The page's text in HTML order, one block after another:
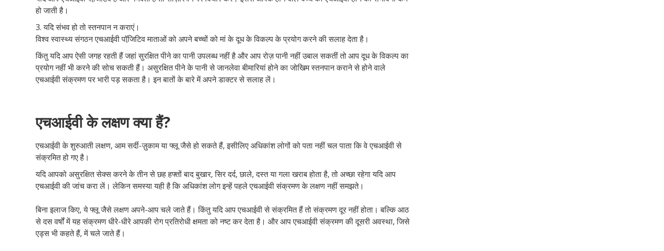
हो जाती है।
3. यदि संभव हो तो स्तनपान न कराएं।
विश्व स्वास्थ्य संगठन एचआईवी पॉजि़टिव माताओं को अपने बच्चों को मां के दूध के विकल्प के प्रयोग करने की सलाह देता है।
किंतु यदि आप ऐसी जगह रहती हैं जहां सुरक्षित पीने का पानी उपलब्ध नहीं है और आप रोज़ पानी नहीं उबाल सकतीं तो आप दूध के विकल्प का
प्रयोग नहीं भी करने की सोच सकती हैं। असुरक्षित पीने के पानी से जानलेवा बीमारियां होने का जोखिम स्तनपान कराने से होने वाले
एचआईवी संक्रमण पर भारी पड़ सकता है। इन बातों के बारे में अपने डाक्टर से सलाह लें।
एचआईवी के लक्षण क्या हैं?
एचआईवी के शुरुआती लक्षण, आम सर्दी-ज़ुकाम या फ्लू जैसे हो सकते हैं, इसीलिए अधिकांश लोगों को पता नहीं चल पाता कि वे एचआईवी से
संक्रमित हो गए है।
यदि आपको असुरक्षित सेक्स करने के तीन से छह हफ्तों बाद बुखार, सिर दर्द, छाले, दस्त या गला खराब होता है, तो अच्छा रहेगा यदि आप
एचआईवी की जांच करा लें। लेकिन समस्या यही है कि अधिकांश लोग इन्हें पहले एचआईवी संक्रमण के लक्षण नहीं समझते।
बिना इलाज किए, ये फ्लू जैसे लक्षण अपने-आप चले जाते हैं। किंतु यदि आप एचआईवी से संक्रमित हैं तो संक्रमण दूर नहीं होता। बल्कि आठ
से दस वर्षों में यह संक्रमण धीरे-धीरे आपकी रोग प्रतिरोधी क्षमता को नष्ट कर देता है। और आप एचआईवी संक्रमण की दूसरी अवस्था, जिसे
एड्स भी कहते हैं, में चले जाते हैं।